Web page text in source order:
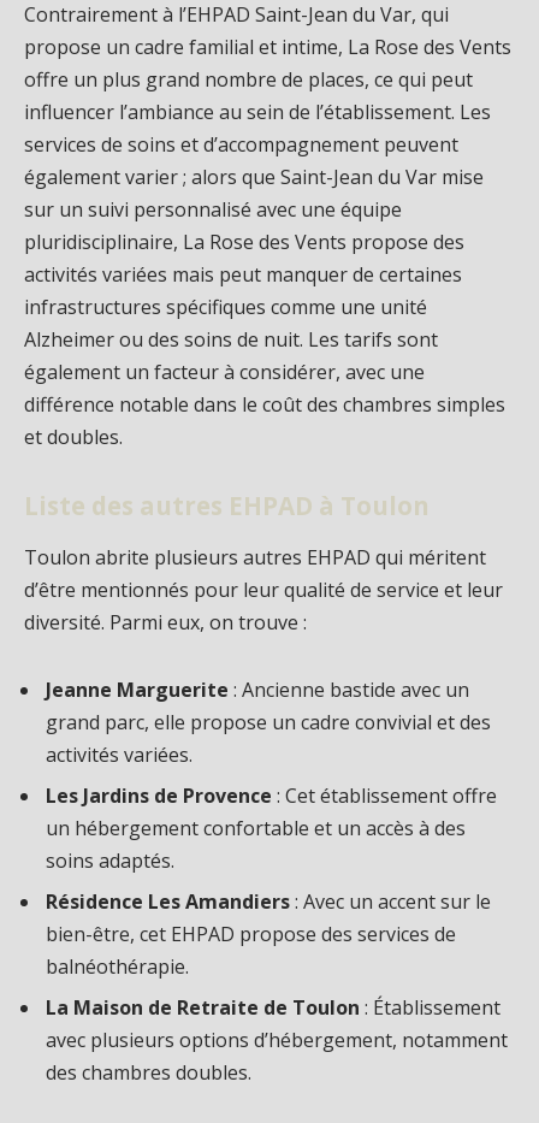
Contrairement à l’EHPAD Saint-Jean du Var, qui
propose un cadre familial et intime, La Rose des Vents
offre un plus grand nombre de places, ce qui peut
influencer l’ambiance au sein de l’établissement. Les
services de soins et d’accompagnement peuvent
également varier ; alors que Saint-Jean du Var mise
sur un suivi personnalisé avec une équipe
pluridisciplinaire, La Rose des Vents propose des
activités variées mais peut manquer de certaines
infrastructures spécifiques comme une unité
Alzheimer ou des soins de nuit. Les tarifs sont
également un facteur à considérer, avec une
différence notable dans le coût des chambres simples
et doubles.
Liste des autres EHPAD à Toulon
Toulon abrite plusieurs autres EHPAD qui méritent
d’être mentionnés pour leur qualité de service et leur
diversité. Parmi eux, on trouve :
Jeanne Marguerite : Ancienne bastide avec un
grand parc, elle propose un cadre convivial et des
activités variées.
Les Jardins de Provence : Cet établissement offre
un hébergement confortable et un accès à des
soins adaptés.
Résidence Les Amandiers: Avec un accent sur le
bien-être, cet EHPAD propose des services de
balnéothérapie.
La Maison de Retraite de Toulon : Établissement
avec plusieurs options d’hébergement, notamment
des chambres doubles.